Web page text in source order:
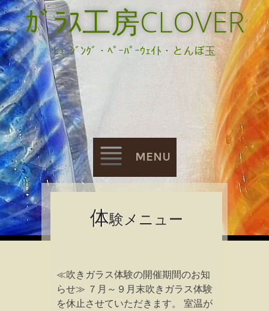
ｶﾞﾗｽ工房CLOVER
ﾋｭｰｼﾞﾝｸﾞ・ﾍﾟｰﾊﾟｰｳｪｲﾄ・とんぼ玉
MENU
to
体験メニュー
≪吹きガラス体験の開催期間のお知
らせ≫ ７月～９月末吹きガラス体験
を休止させていただきます。 室温が